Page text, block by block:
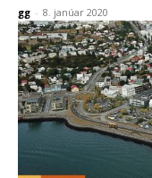
gg - 8. janúar 2020